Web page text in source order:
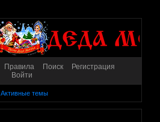
Правила Поиск
Регистрация
Войти
Активные темы